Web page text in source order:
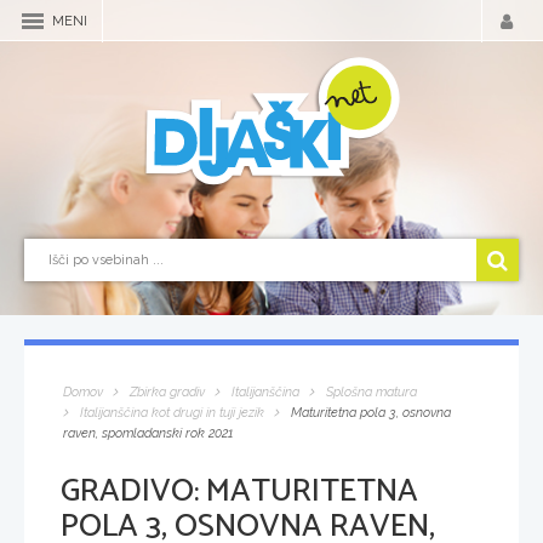
MENI
Domov Zbirka gradiv Italijanščina
Splošna matura
Italijanščina kot drugi in tuji jezik
Maturitetna pola 3, osnovna
raven, spomladanski rok 2021
GRADIVO:MATURITETNA
POLA 3, OSNOVNA RAVEN,